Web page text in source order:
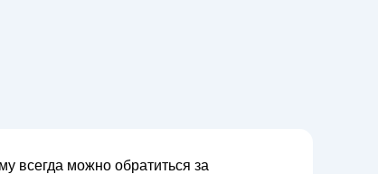
всегда можно обратиться за